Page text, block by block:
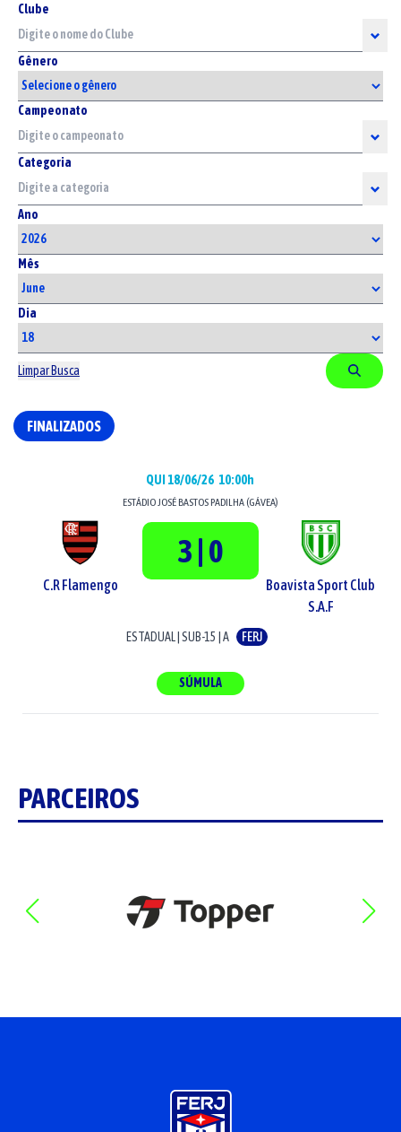
Clube
Gênero
Campeonato
Categoria
Ano
Mês
Dia
Limpar Busca
FINALIZADOS
QUI 18/06/26 10:00h
ESTÁDIO JOSÉ BASTOS PADILHA (GÁVEA)
C.R Flamengo
3 | 0
Boavista Sport Club
S.A.F
ESTADUAL SUB-15 A FERJ
SÚMULA
PARCEIROS